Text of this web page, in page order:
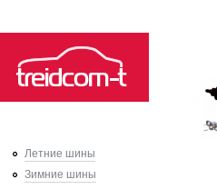
Летние шины
Зимние шины